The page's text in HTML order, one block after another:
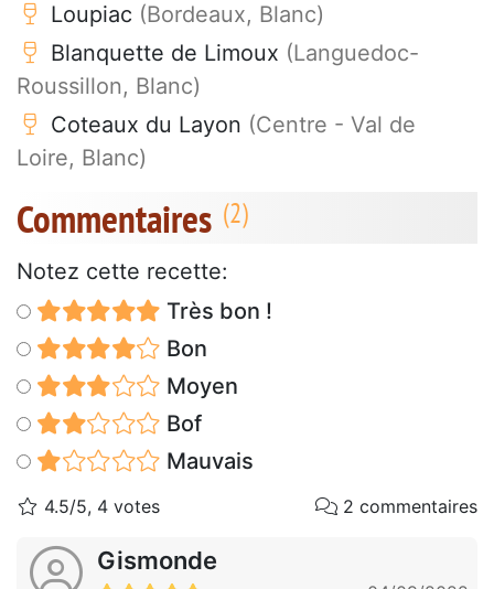
Loupiac (Bordeaux, Blanc)
Blanquette de Limoux (Languedoc-
Roussillon, Blanc)
Coteaux du Layon (Centre - Val de
Loire, Blanc)
Commentaires
Notez cette recette:
Très bon !
Bon
Moyen
Bof
Mauvais
4.5/5, 4 votes 2 commentaires
Gismonde